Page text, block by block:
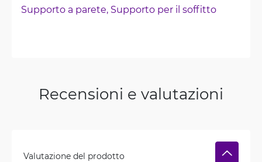
Supporto a parete, Supporto per il soffitto
Recensioni e valutazioni
Valutazione del prodotto